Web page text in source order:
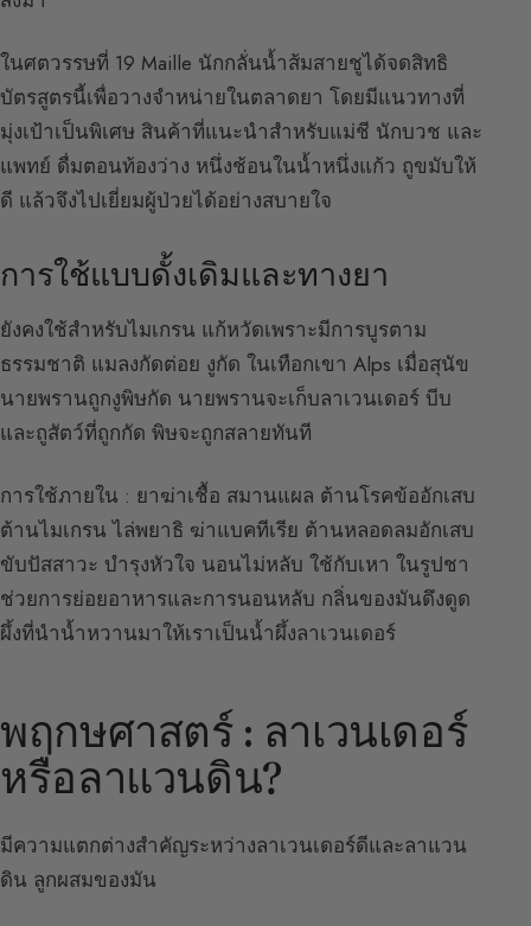
ในศตวรรษที่ 19 Maille นักกลั่นน้ำส้มสายชูได้จดสิทธิ
บัตรสูตรนี้เพื่อวางจำหน่ายในตลาดยา โดยมีแนวทางที่
มุ่งเป้าเป็นพิเศษ สินค้าที่แนะนำสำหรับแม่ชี นักบวช และ
แพทย์ ดื่มตอนท้องว่าง หนึ่งช้อนในน้ำหนึ่งแก้ว ถูขมับให้
ดี แล้วจึงไปเยี่ยมผู้ป่วยได้อย่างสบายใจ
การใช้แบบดั้งเดิมและทางยา
ยังคงใช้สำหรับไมเกรน แก้หวัดเพราะมีการบูรตาม
ธรรมชาติ แมลงกัดต่อย งูกัด ในเทือกเขา Alps เมื่อสุนัข
นายพรานถูกงูพิษกัด นายพรานจะเก็บลาเวนเดอร์ บีบ
และถูสัตว์ที่ถูกกัด พิษจะถูกสลายทันที
การใช้ภายใน : ยาฆ่าเชื้อ สมานแผล ต้านโรคข้ออักเสบ
ต้านไมเกรน ไล่พยาธิ ฆ่าแบคทีเรีย ต้านหลอดลมอักเสบ
ขับปัสสาวะ บำรุงหัวใจ นอนไม่หลับ ใช้กับเหา ในรูปชา
ช่วยการย่อยอาหารและการนอนหลับ กลิ่นของมันดึงดูด
ผึ้งที่นำน้ำหวานมาให้เราเป็นน้ำผึ้งลาเวนเดอร์
พฤกษศาสตร์ : ลาเวนเดอร์
หรือลาแวนดิน?
มีความแตกต่างสำคัญระหว่างลาเวนเดอร์ดีและลาแวน
ดิน ลูกผสมของมัน